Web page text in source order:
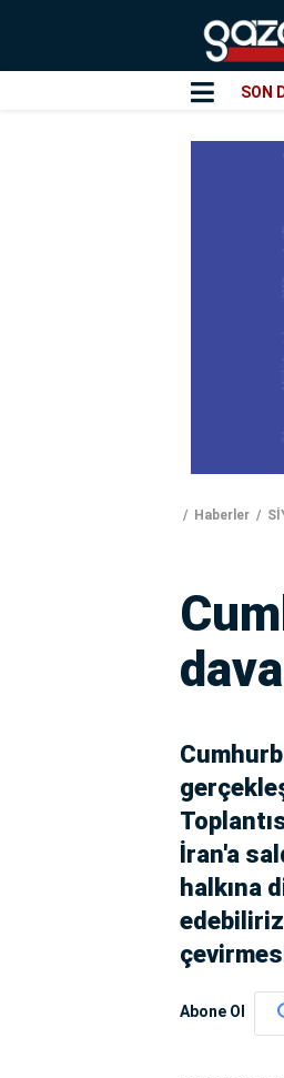
SON
Haberler
İran'a
halkına
Abone Ol